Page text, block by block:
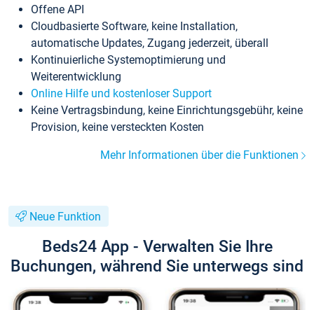
Offene API
Cloudbasierte Software, keine Installation,
automatische Updates, Zugang jederzeit, überall
Kontinuierliche Systemoptimierung und
Weiterentwicklung
Online Hilfe und kostenloser Support
Keine Vertragsbindung, keine Einrichtungsgebühr, keine
Provision, keine versteckten Kosten
Mehr Informationen über die Funktionen
Neue Funktion
Beds24 App - Verwalten Sie Ihre
Buchungen, während Sie unterwegs sind